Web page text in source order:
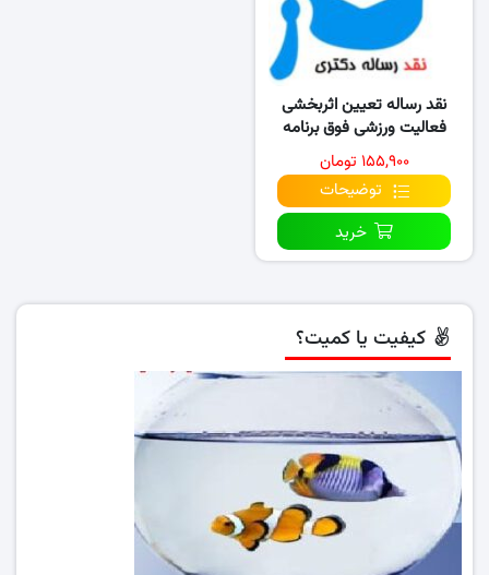
نقد رساله تعیین اثربخشی
فعالیت ورزشی فوق برنامه
دانشگاه ها
۱۵۵,۹۰۰ تومان
توضیحات
خرید
کیفیت یا کمیت؟